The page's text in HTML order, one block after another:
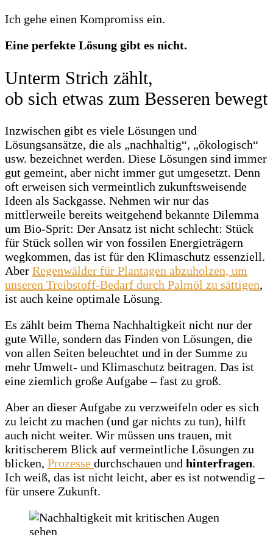
Ich gehe einen Kompromiss ein.
Eine perfekte Lösung gibt es nicht.
Unterm Strich zählt,
ob sich etwas zum Besseren bewegt
Inzwischen gibt es viele Lösungen und
Lösungsansätze, die als „nachhaltig“, „ökologisch“
usw. bezeichnet werden. Diese Lösungen sind immer
gut gemeint, aber nicht immer gut umgesetzt. Denn
oft erweisen sich vermeintlich zukunftsweisende
Ideen als Sackgasse. Nehmen wir nur das
mittlerweile bereits weitgehend bekannte Dilemma
um Bio-Sprit: Der Ansatz ist nicht schlecht: Stück
für Stück sollen wir von fossilen Energieträgern
wegkommen, das ist für den Klimaschutz essenziell.
Aber Regenwälder für Plantagen abzuholzen, um
unseren Treibstoff-Bedarf durch Palmöl zu sättigen,
ist auch keine optimale Lösung.
Es zählt beim Thema Nachhaltigkeit nicht nur der
gute Wille, sondern das Finden von Lösungen, die
von allen Seiten beleuchtet und in der Summe zu
mehr Umwelt- und Klimaschutz beitragen. Das ist
eine ziemlich große Aufgabe – fast zu groß.
Aber an dieser Aufgabe zu verzweifeln oder es sich
zu leicht zu machen (und gar nichts zu tun), hilft
auch nicht weiter. Wir müssen uns trauen, mit
kritischerem Blick auf vermeintliche Lösungen zu
blicken, Prozesse durchschauen und hinterfragen.
Ich weiß, das ist nicht leicht, aber es ist notwendig –
für unsere Zukunft.